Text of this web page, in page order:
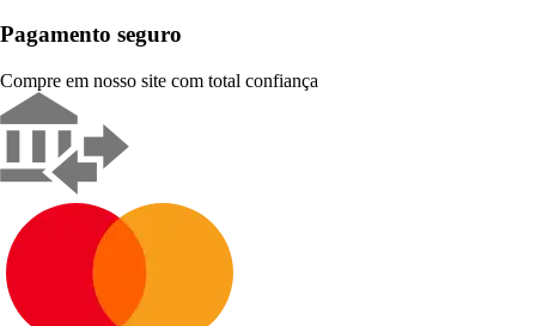
Pagamento seguro
Compre em nosso site com total confiança